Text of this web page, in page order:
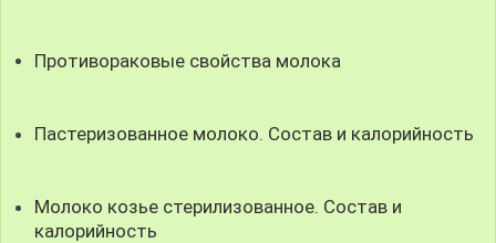
Противораковые свойства молока
Пастеризованное молоко. Состав и калорийность
Молоко козье стерилизованное. Состав и
калорийность